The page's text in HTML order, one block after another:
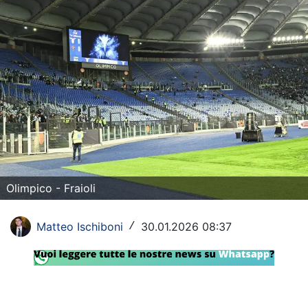
Rassegna Lazio
Social
Calcio
Serie A
Champions League
Europa League
Altri Sport
Formula 1
Tennis
Olimpico - Fraioli
Matteo Ischiboni / 30.01.2026 08:37